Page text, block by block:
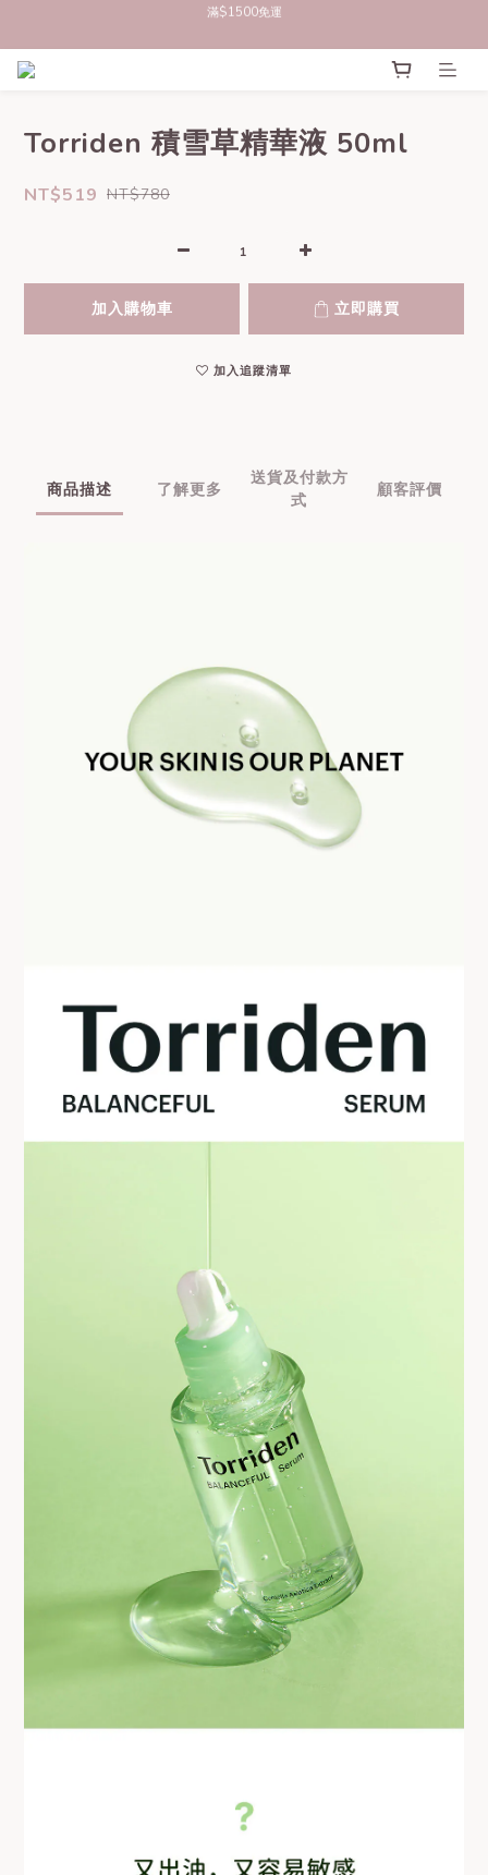
Torriden 積雪草精華液 50ml
NT$519 NT$780
加入購物車 立即購買
加入追蹤清單
商品描述 了解更多
送貨及付款方
式
顧客評價